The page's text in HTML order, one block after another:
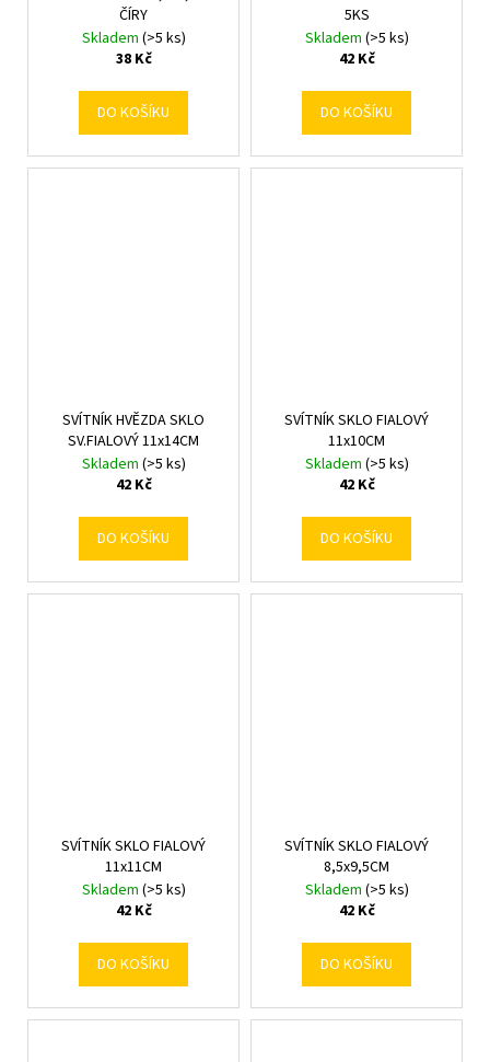
ČÍRY
Skladem (>5 ks)
38 Kč
DO KOŠÍKU
5KS
Skladem (>5 ks)
42 Kč
DO KOŠÍKU
SVÍTNÍK HVĚZDA SKLO
SV.FIALOVÝ 11x14CM
Skladem (>5 ks)
42 Kč
DO KOŠÍKU
SVÍTNÍK SKLO FIALOVÝ
11x10CM
Skladem (>5 ks)
42 Kč
DO KOŠÍKU
SVÍTNÍK SKLO FIALOVÝ
11x11CM
Skladem (>5 ks)
42 Kč
DO KOŠÍKU
SVÍTNÍK SKLO FIALOVÝ
8,5x9,5CM
Skladem (>5 ks)
42 Kč
DO KOŠÍKU